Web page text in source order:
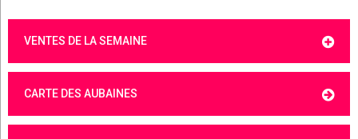
VENTES DE LA SEMAINE
CARTE DES AUBAINES